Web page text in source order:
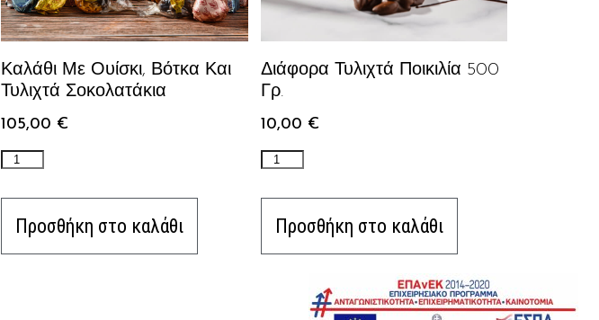
Καλάθι Με Ουίσκι, Βότκα Και
Τυλιχτά Σοκολατάκια
105,00 €
Προσθήκη στο καλάθι
Διάφορα Τυλιχτά Ποικιλία 500
Γρ.
10,00 €
Προσθήκη στο καλάθι